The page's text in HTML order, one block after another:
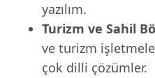
yazılım.
Turizm ve Sahil
ve turizm
çok dilli çözümler.